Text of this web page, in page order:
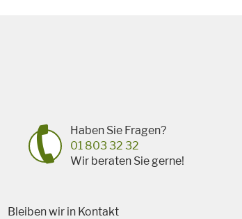
Haben Sie Fragen?
01 803 32 32
Wir beraten Sie gerne!
Bleiben wir in Kontakt